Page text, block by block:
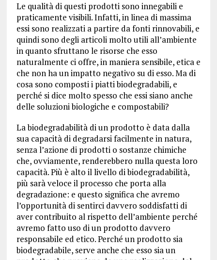
Le qualità di questi prodotti sono innegabili e
praticamente visibili. Infatti, in linea di massima
essi sono realizzati a partire da fonti rinnovabili, e
quindi sono degli articoli molto utili all’ambiente
in quanto sfruttano le risorse che esso
naturalmente ci offre, in maniera sensibile, etica e
che non ha un impatto negativo su di esso. Ma di
cosa sono composti i piatti biodegradabili, e
perché si dice molto spesso che essi siano anche
delle soluzioni biologiche e compostabili?
La biodegradabilità di un prodotto è data dalla
sua capacità di degradarsi facilmente in natura,
senza l’azione di prodotti o sostanze chimiche
che, ovviamente, renderebbero nulla questa loro
capacità. Più è alto il livello di biodegradabilità,
più sarà veloce il processo che porta alla
degradazione: e questo significa che avremo
l’opportunità di sentirci davvero soddisfatti di
aver contribuito al rispetto dell’ambiente perché
avremo fatto uso di un prodotto davvero
responsabile ed etico. Perché un prodotto sia
biodegradabile, serve anche che esso sia un